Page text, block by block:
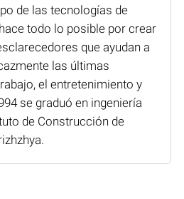
de las tecnologías de
todo lo posible por crear
que ayudan a
las últimas
el entretenimiento y
se graduó en ingeniería
de Construcción de